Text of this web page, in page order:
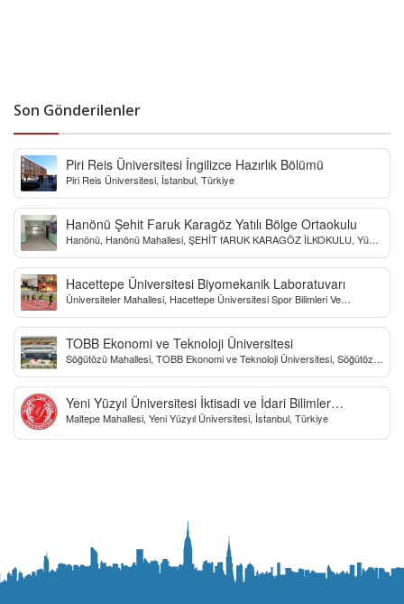
Son Gönderilenler
Piri Reis Üniversitesi İngilizce Hazırlık Bölümü
Piri Reis Üniversitesi, İstanbul, Türkiye
Hanönü Şehit Faruk Karagöz Yatılı Bölge Ortaokulu
Hanönü, Hanönü Mahallesi, ŞEHİT fARUK KARAGÖZ İLKOKULU, Yücel
Hacettepe Üniversitesi Biyomekanik Laboratuvarı
Üniversiteler Mahallesi, Hacettepe Üniversitesi Spor Bilimleri Ve
TOBB Ekonomi ve Teknoloji Üniversitesi
Söğütözü Mahallesi, TOBB Ekonomi ve Teknoloji Üniversitesi, Söğütözü
Yeni Yüzyıl Üniversitesi İktisadi ve İdari Bilimler
Fakültesi
Maltepe Mahallesi, Yeni Yüzyıl Üniversitesi, İstanbul, Türkiye